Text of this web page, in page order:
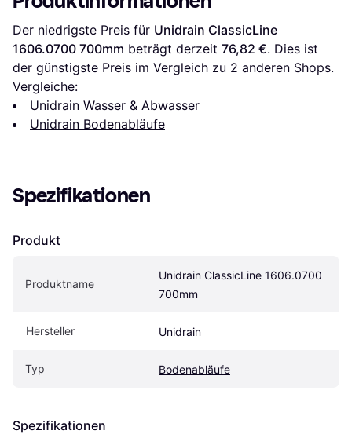
Der niedrigste Preis für Unidrain ClassicLine
1606.0700 700mm beträgt derzeit 76,82 €. Dies ist
der günstigste Preis im Vergleich zu 2 anderen Shops.
Vergleiche:
Unidrain Wasser & Abwasser
Unidrain Bodenabläufe
Spezifikationen
Produkt
Produktname
Unidrain ClassicLine 1606.0700
700mm
Hersteller Unidrain
Typ Bodenabläufe
Spezifikationen